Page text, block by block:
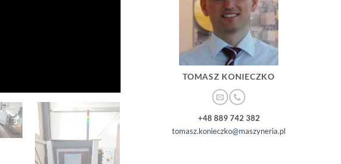
TOMASZ KONIECZKO
+48 889 742 382
tomasz.konieczko@maszyneria.pl